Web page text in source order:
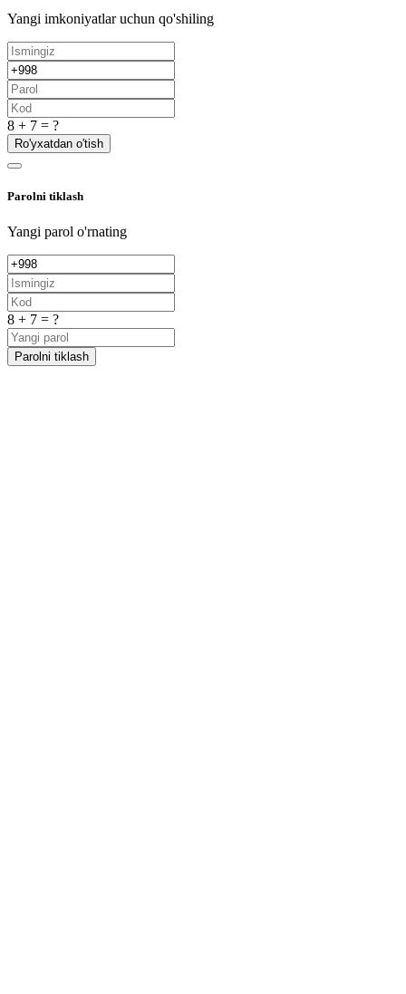
Yangi imkoniyatlar uchun qo'shiling
8 + 7 = ?
Ro'yxatdan o'tish
Parolni tiklash
Yangi parol o'rnating
8 + 7 = ?
Parolni tiklash